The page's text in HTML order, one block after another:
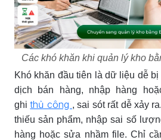
Các khó khăn khi quản lý kho
Khó khăn đầu tiên là dữ liệu dễ
dịch bán hàng, nhập hàng
ghithủ công , sai sót rất dễ xảy
thiếu sản phẩm, nhập sai số
hàng hoặc sửa nhầm file. Chỉ